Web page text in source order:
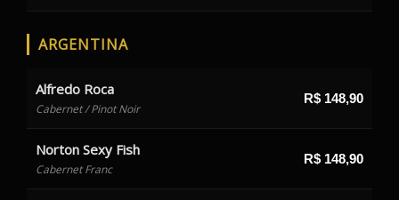
ARGENTINA
Alfredo Roca
Cabernet / Pinot Noir
R$ 148,90
Norton Sexy Fish
Cabernet Franc
R$ 148,90